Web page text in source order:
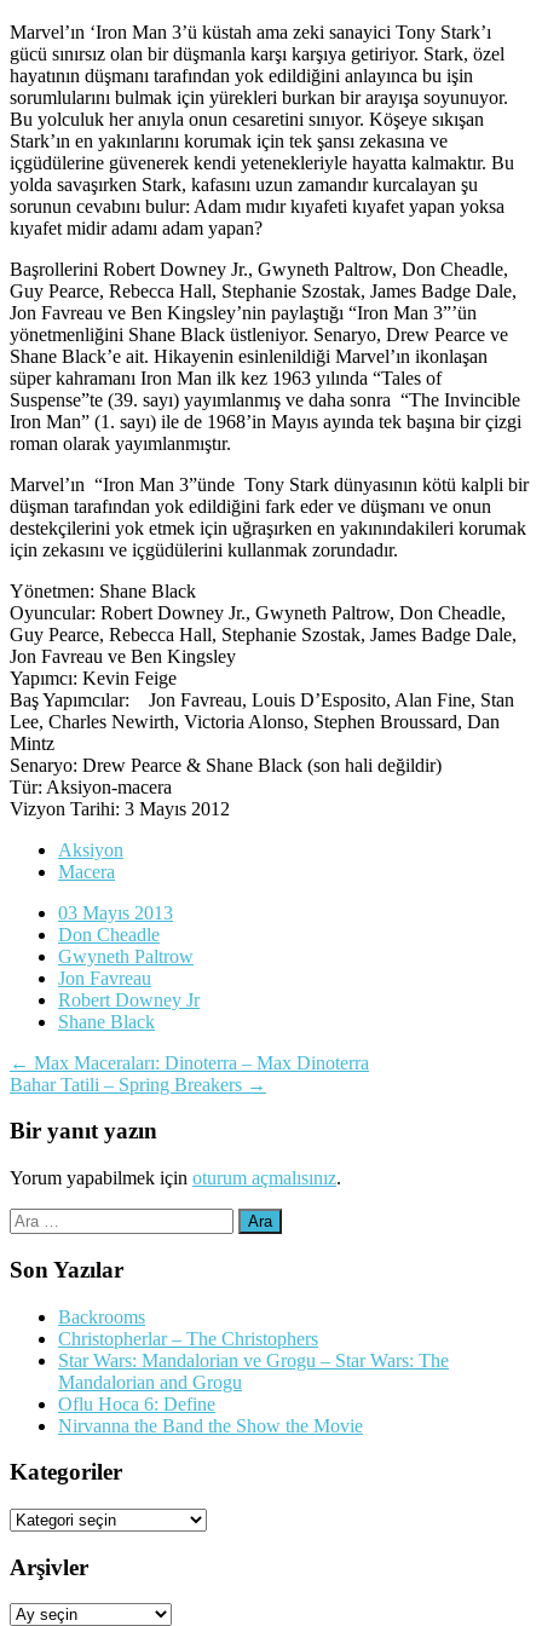
Marvel’ın ‘Iron Man 3’ü küstah ama zeki sanayici Tony Stark’ı
gücü sınırsız olan bir düşmanla karşı karşıya getiriyor. Stark, özel
hayatının düşmanı tarafından yok edildiğini anlayınca bu işin
sorumlularını bulmak için yürekleri burkan bir arayışa soyunuyor.
Bu yolculuk her anıyla onun cesaretini sınıyor. Köşeye sıkışan
Stark’ın en yakınlarını korumak için tek şansı zekasına ve
içgüdülerine güvenerek kendi yetenekleriyle hayatta kalmaktır. Bu
yolda savaşırken Stark, kafasını uzun zamandır kurcalayan şu
sorunun cevabını bulur: Adam mıdır kıyafeti kıyafet yapan yoksa
kıyafet midir adamı adam yapan?
Başrollerini Robert Downey Jr., Gwyneth Paltrow, Don Cheadle,
Guy Pearce, Rebecca Hall, Stephanie Szostak, James Badge Dale,
Jon Favreau ve Ben Kingsley’nin paylaştığı “Iron Man 3”’ün
yönetmenliğini Shane Black üstleniyor. Senaryo, Drew Pearce ve
Shane Black’e ait. Hikayenin esinlenildiği Marvel’ın ikonlaşan
süper kahramanı Iron Man ilk kez 1963 yılında “Tales of
Suspense”te (39. sayı) yayımlanmış ve daha sonra “The Invincible
Iron Man” (1. sayı) ile de 1968’in Mayıs ayında tek başına bir çizgi
roman olarak yayımlanmıştır.
Marvel’ın “Iron Man 3”ünde Tony Stark dünyasının kötü kalpli bir
düşman tarafından yok edildiğini fark eder ve düşmanı ve onun
destekçilerini yok etmek için uğraşırken en yakınındakileri korumak
için zekasını ve içgüdülerini kullanmak zorundadır.
Yönetmen: Shane Black
Oyuncular: Robert Downey Jr., Gwyneth Paltrow, Don Cheadle,
Guy Pearce, Rebecca Hall, Stephanie Szostak, James Badge Dale,
Jon Favreau ve Ben Kingsley
Yapımcı: Kevin Feige
Baş Yapımcılar: Jon Favreau, Louis D’Esposito, Alan Fine, Stan
Lee, Charles Newirth, Victoria Alonso, Stephen Broussard, Dan
Mintz
Senaryo: Drew Pearce & Shane Black (son hali değildir)
Tür: Aksiyon-macera
Vizyon Tarihi: 3 Mayıs 2012
Aksiyon
Macera
03 Mayıs 2013
Don Cheadle
Gwyneth Paltrow
Jon Favreau
Robert Downey Jr
Shane Black
Yazı
dolaşımı
← Max Maceraları: Dinoterra – Max Dinoterra
Bahar Tatili – Spring Breakers →
Bir yanıt yazın
Yorum yapabilmek için oturum açmalısınız.
Arama:
Son Yazılar
Backrooms
Christopherlar – The Christophers
Star Wars: Mandalorian ve Grogu – Star Wars: The
Mandalorian and Grogu
Oflu Hoca 6: Define
Nirvanna the Band the Show the Movie
Kategoriler
Kategoriler
Arşivler
Arşivler